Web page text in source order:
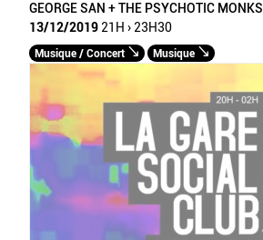
GEORGE SAN + THE PSYCHOTIC MONKS
13/12/2019 21H › 23H30
Musique / Concert Musique